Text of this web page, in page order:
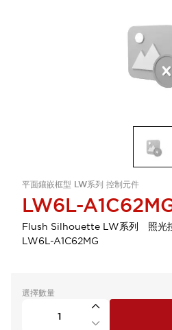
平面鑲嵌框型 LW系列 控制元件
LW6L-
Flush Silhouette LW系列 照
LW6L-A1C62MG
選擇數量